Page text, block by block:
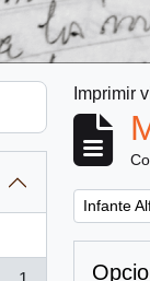
Imprimir
Remove
Infante